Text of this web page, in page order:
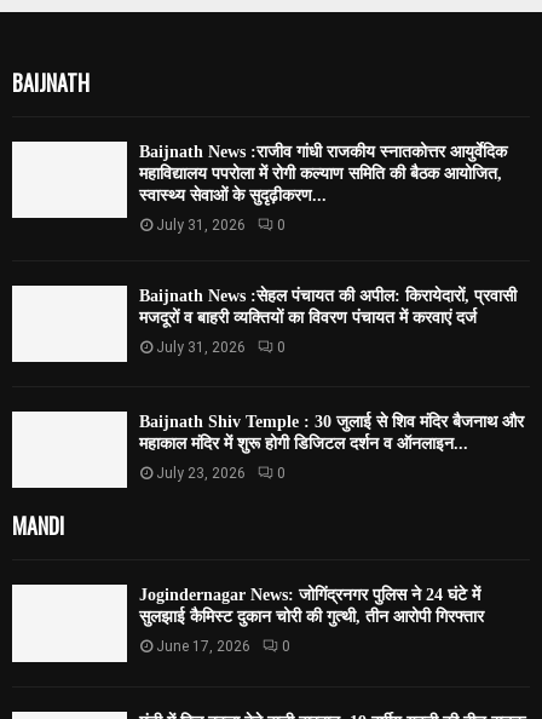
BAIJNATH
Baijnath News :राजीव गांधी राजकीय स्नातकोत्तर आयुर्वेदिक
महाविद्यालय पपरोला में रोगी कल्याण समिति की बैठक आयोजित,
स्वास्थ्य सेवाओं के सुदृढ़ीकरण...
July 31, 2026 0
Baijnath News :सेहल पंचायत की अपील: किरायेदारों, प्रवासी
मजदूरों व बाहरी व्यक्तियों का विवरण पंचायत में करवाएं दर्ज
July 31, 2026 0
Baijnath Shiv Temple : 30 जुलाई से शिव मंदिर बैजनाथ और
महाकाल मंदिर में शुरू होगी डिजिटल दर्शन व ऑनलाइन...
July 23, 2026 0
MANDI
Jogindernagar News: जोगिंद्रनगर पुलिस ने 24 घंटे में
सुलझाई कैमिस्ट दुकान चोरी की गुत्थी, तीन आरोपी गिरफ्तार
June 17, 2026 0